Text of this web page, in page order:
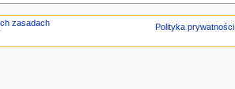
Polityka prywatności